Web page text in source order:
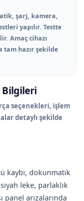
şarj, kamera,
yapılır. Testte
Amaç cihazı
tam hazır şekilde
Bilgileri
seçenekleri, işlem
detaylı şekilde
kaybı, dokunmatik
leke, parlaklık
panel arızalarında